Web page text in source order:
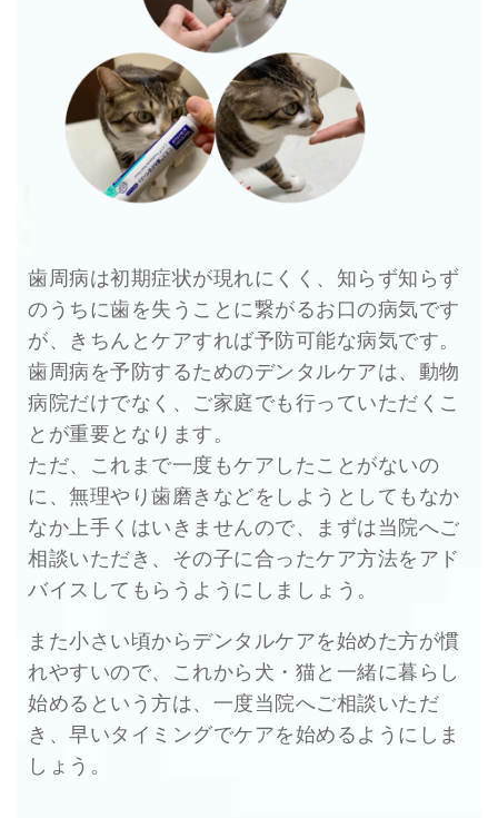
歯周病は初期症状が現れにくく、知らず知らず
のうちに歯を失うことに繋がるお口の病気です
が、きちんとケアすれば予防可能な病気です。
歯周病を予防するためのデンタルケアは、動物
病院だけでなく、ご家庭でも行っていただくこ
とが重要となります。
ただ、これまで一度もケアしたことがないの
に、無理やり歯磨きなどをしようとしてもなか
なか上手くはいきませんので、まずは当院へご
相談いただき、その子に合ったケア方法をアド
バイスしてもらうようにしましょう。
また小さい頃からデンタルケアを始めた方が慣
れやすいので、これから犬・猫と一緒に暮らし
始めるという方は、一度当院へご相談いただ
き、早いタイミングでケアを始めるようにしま
しょう。